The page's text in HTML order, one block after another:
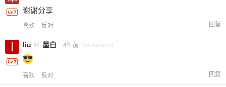
谢谢分享
喜欢 反对 回复
liu @ 墨白 4年前 via Android
喜欢 反对 回复